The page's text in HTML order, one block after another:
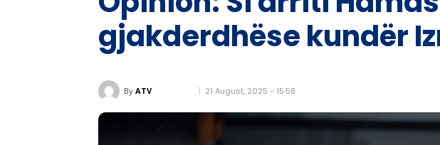
gjakderdhëse kundër
By ATV 21 August, 2025 - 15:58